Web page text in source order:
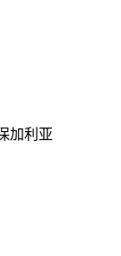
加利亚